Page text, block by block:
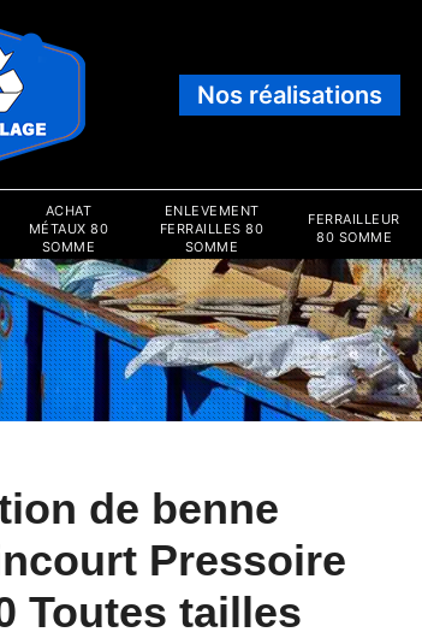
Nos réalisations
ACHAT
MÉTAUX 80
SOMME
ENLEVEMENT
FERRAILLES 80
SOMME
FERRAILLEUR
80 SOMME
de benne
Pressoire
Toutes tailles